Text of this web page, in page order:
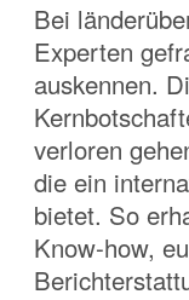
Bei
Experten
auskennen.
verloren
die ein
bietet. So
Know-how,